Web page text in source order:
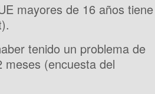
mayores de 16 años tiene
tenido un problema de
meses (encuesta del